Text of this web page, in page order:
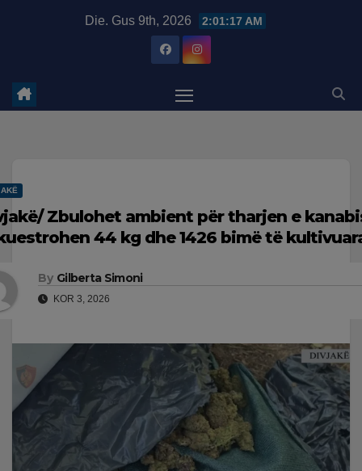
Die. Gus 9th, 2026 2:01:18 AM
Zbulohet ambient për tharjen e
44 kg dhe 1426 bimë të
By Gilberta Simoni
KOR 3, 2026